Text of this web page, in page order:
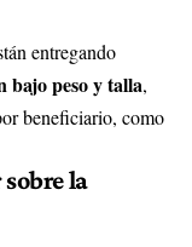
entregando
bajo peso y talla,
beneficiario, como
la